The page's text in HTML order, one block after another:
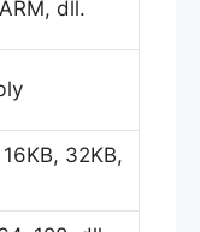
dll.
32KB,